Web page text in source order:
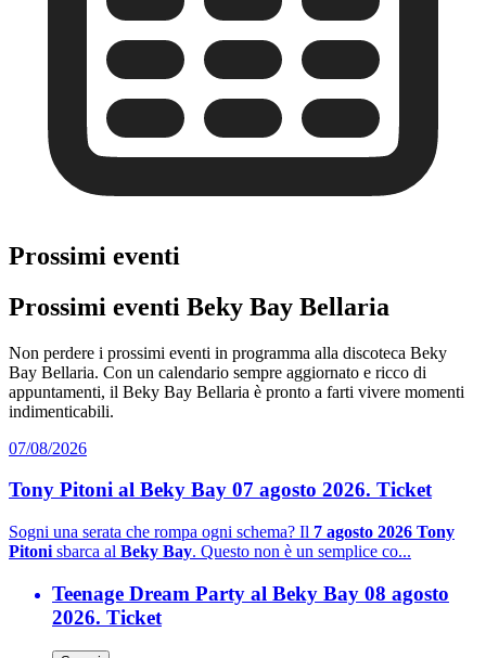
Prossimi eventi
Prossimi eventi Beky Bay Bellaria
Non perdere i prossimi eventi in programma alla discoteca Beky
Bay Bellaria. Con un calendario sempre aggiornato e ricco di
appuntamenti, il Beky Bay Bellaria è pronto a farti vivere momenti
indimenticabili.
07/08/2026
Tony Pitoni al Beky Bay 07 agosto 2026. Ticket
Sogni una serata che rompa ogni schema? Il 7 agosto 2026 Tony
Pitoni sbarca al Beky Bay. Questo non è un semplice co...
Teenage Dream Party al Beky Bay 08 agosto
2026. Ticket